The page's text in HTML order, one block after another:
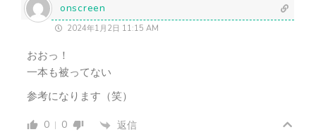
onscreen
2024年1月2日 11:15 AM
おおっ！
一本も被ってない
参考になります（笑）
0 0 返信